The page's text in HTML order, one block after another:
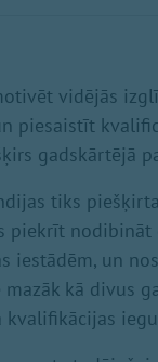
vidējās
piesaistīt
gadskārtējā
tiks
piekrīt
iestādēm, un
kā divus
kvalifikācijas